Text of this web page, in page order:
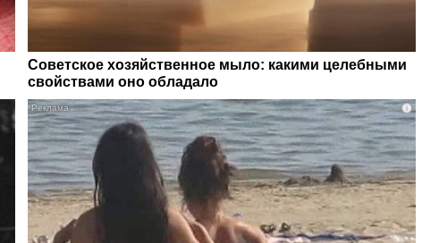
Советское хозяйственное мыло: какими целебными
свойствами оно обладало
i